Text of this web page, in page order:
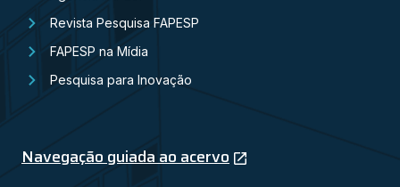
Revista Pesquisa FAPESP
FAPESP na Mídia
Pesquisa para Inovação
Navegação guiada ao acervo